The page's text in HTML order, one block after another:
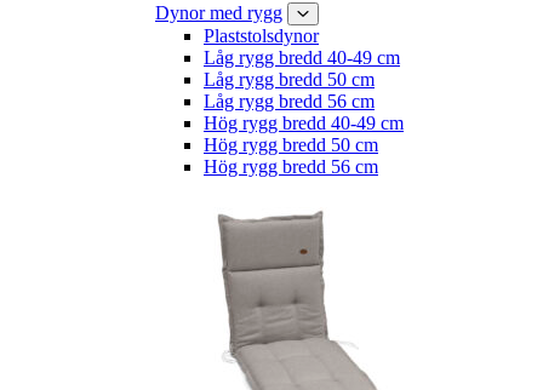
Dynor med rygg
Plaststolsdynor
Låg rygg bredd 40-49 cm
Låg rygg bredd 50 cm
Låg rygg bredd 56 cm
Hög rygg bredd 40-49 cm
Hög rygg bredd 50 cm
Hög rygg bredd 56 cm